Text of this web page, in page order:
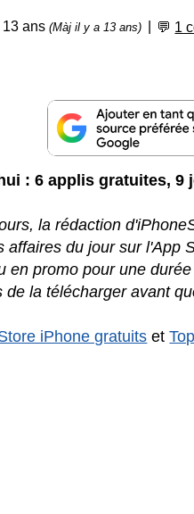
13 ans(Màj il y a 13 ans) 💬 1
: 6 applis gratuites, 9
la rédaction
affaires du jour sur l'App
en promo pour une
de la télécharger avant
iPhone gratuits et